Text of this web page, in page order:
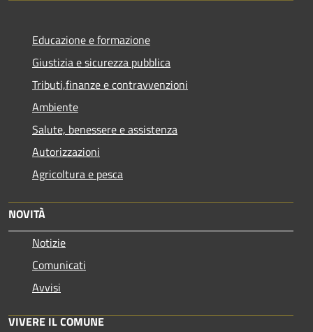
Educazione e formazione
Giustizia e sicurezza pubblica
Tributi,finanze e contravvenzioni
Ambiente
Salute, benessere e assistenza
Autorizzazioni
Agricoltura e pesca
NOVITÀ
Notizie
Comunicati
Avvisi
VIVERE IL COMUNE